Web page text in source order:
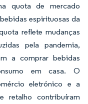
quota de mercado
espirituosas da
reflete mudanças
pela pandemia,
a comprar bebidas
em casa. O
eletrónico e a
retalho contribuíram